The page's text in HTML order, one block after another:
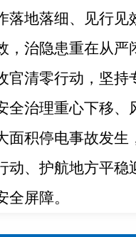
落地落细、见行见
，治隐患重在从
官清零行动，坚
全治理重心下移
面积停电事故发
动、护航地方平稳
屏障。